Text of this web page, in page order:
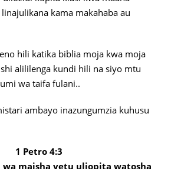
kama makahaba au
hili katika biblia moja kwa moja
alililenga kundi hili na siyo mtu
wa taifa fulani..
ambayo inazungumzia kuhusu
1 Petro 4:3
wa maisha yetu uliopita watosha